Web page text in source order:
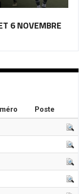
6 NOVEMBRE
Poste